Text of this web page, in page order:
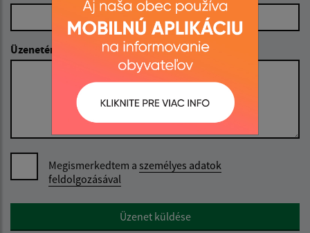
Üzenetének szövege (povinné)
Megismerkedtem a személyes adatok
feldolgozásával
Google reCaptcha ResponseÜzenet küldése